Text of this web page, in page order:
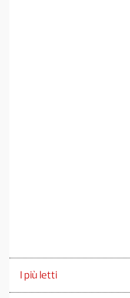
I più letti